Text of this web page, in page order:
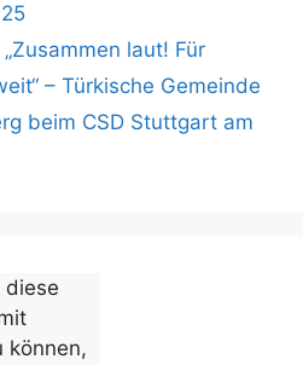
laut! Für
– Türkische Gemeinde
beim CSD Stuttgart am
diese
können,